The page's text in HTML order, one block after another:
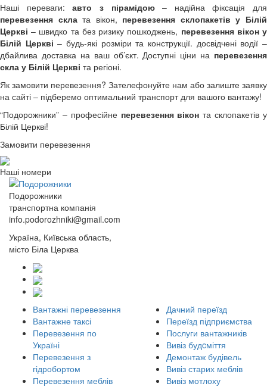
Наші переваги:авто з пірамідою– надійна фіксація для
перевезення склата вікон, перевезення склопакетів у Білій
Церкві – швидко та без ризику пошкоджень, перевезення вікон у
Білій Церкві – будь-які розміри та конструкції. досвідчені водії –
дбайлива доставка на ваш об’єкт. Доступні ціни на перевезення
скла у Білій Церкві та регіоні.
Як замовити перевезення? Зателефонуйте нам або залиште заявку
на сайті – підберемо оптимальний транспорт для вашого вантажу!
“Подорожники” – професійне перевезення вікон та склопакетів у
Білій Церкві!
Замовити перевезення
Наші номери
Подорожники
транспортна компанія
info.podorozhniki@gmail.com
Україна, Київська область,
місто Біла Церква
Вантажні перевезення
Вантажне таксі
Перевезення по
Україні
Перевезення з
гідробортом
Перевезення меблів
Дачний переїзд
Переїзд підприємства
Послуги вантажників
Вивіз будcміття
Демонтаж будівель
Вивіз старих меблів
Вивіз мотлоху